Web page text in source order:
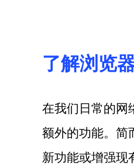
了解浏览
在我们日常的网
额外的功能。简
新功能或增强现